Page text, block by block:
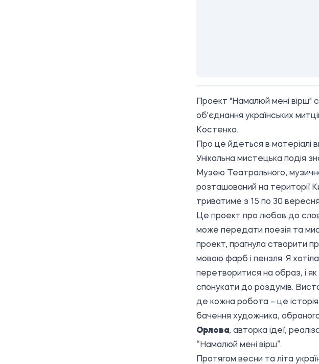
Проект "Намалюй мені вірш"
об'єднання українських
Костенко.
Про це йдеться в матеріалі
Унікальна мистецька подія
Музею Театрального,
розташований на території
триватиме з 15 по 30
Це проект про любов до
може передати поезія та
проект, прагнула створити
мовою фарб і пензля. Я
перетворитися на образ, і
спонукати до роздумів.
де кожна робота – це
бачення художника,
Орлова, авторка ідеї,
“Намалюй мені вірш”.
Протягом весни та літа